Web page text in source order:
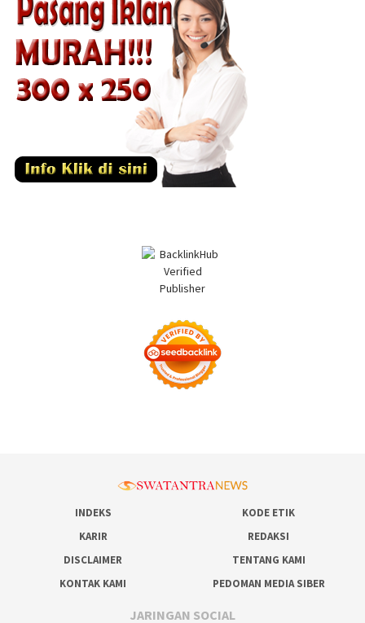
INDEKS
KODE ETIK
KARIR
REDAKSI
DISCLAIMER
TENTANG KAMI
KONTAK KAMI
PEDOMAN MEDIA SIBER
JARINGAN SOCIAL